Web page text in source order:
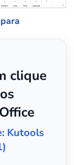
clique
Kutools